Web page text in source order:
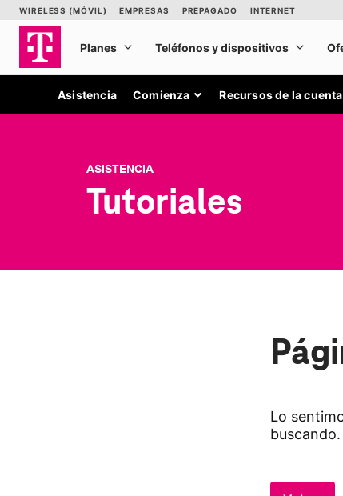
Asistencia Comienza Recursos de la cuenta
ASISTENCIA
Tutoriales